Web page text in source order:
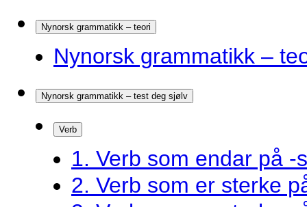
Nynorsk grammatikk – teori
Nynorsk grammatikk –
Nynorsk grammatikk – test deg sjølv
Verb
1. Verb som endar på -
2. Verb som er sterke